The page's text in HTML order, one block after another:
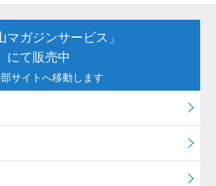
マガジンサービス」
にて販売中
サイトへ移動します